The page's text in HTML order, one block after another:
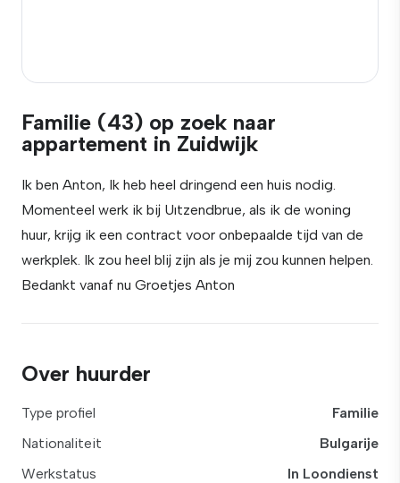
Familie (43) op zoek naar
appartement in Zuidwijk
Ik ben Anton, Ik heb heel dringend een huis nodig.
Momenteel werk ik bij Uıtzendbrue, als ik de woning
huur, krijg ik een contract voor onbepaalde tijd van de
werkplek. Ik zou heel blij zijn als je mij zou kunnen helpen.
Bedankt vanaf nu Groetjes Anton
Over huurder
Type profiel
Familie
Nationaliteit
Bulgarije
Werkstatus
In Loondienst